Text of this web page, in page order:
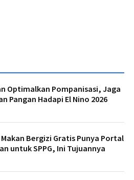
Optimalkan Pompanisasi, Jaga
Pangan Hadapi El Nino 2026
Bergizi Gratis Punya Portal
untuk SPPG, Ini Tujuannya